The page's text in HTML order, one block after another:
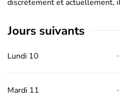
discrètement et actuellement,
jours suivants
Lundi 10 -
Mardi 11 -